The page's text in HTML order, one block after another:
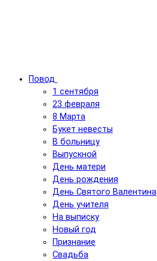
Повод
1 сентября
23 февраля
8 Марта
Букет невесты
В больницу
Выпускной
День матери
День рождения
День Святого Валентина
День учителя
На выписку
Новый год
Признание
Свадьба